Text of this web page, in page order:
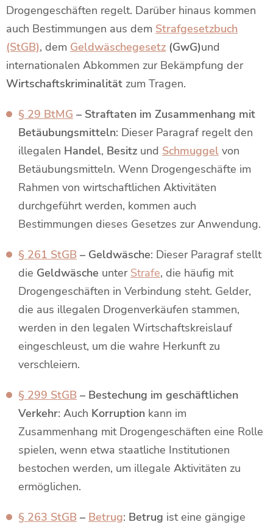
Drogengeschäften regelt. Darüber hinaus kommen
auch Bestimmungen aus dem Strafgesetzbuch
(StGB), dem Geldwäschegesetz (GwG)und
internationalen Abkommen zur Bekämpfung der
Wirtschaftskriminalität zum Tragen.
§ 29 BtMG – Straftaten im Zusammenhang mit
Betäubungsmitteln: Dieser Paragraf regelt den
illegalen Handel, Besitz und Schmuggel von
Betäubungsmitteln. Wenn Drogengeschäfte im
Rahmen von wirtschaftlichen Aktivitäten
durchgeführt werden, kommen auch
Bestimmungen dieses Gesetzes zur Anwendung.
§ 261 StGB – Geldwäsche: Dieser Paragraf stellt
die Geldwäsche unter Strafe, die häufig mit
Drogengeschäften in Verbindung steht. Gelder,
die aus illegalen Drogenverkäufen stammen,
werden in den legalen Wirtschaftskreislauf
eingeschleust, um die wahre Herkunft zu
verschleiern.
§ 299 StGB – Bestechung im geschäftlichen
Verkehr: Auch Korruption kann im
Zusammenhang mit Drogengeschäften eine Rolle
spielen, wenn etwa staatliche Institutionen
bestochen werden, um illegale Aktivitäten zu
ermöglichen.
§ 263 StGB – Betrug: Betrug ist eine gängige